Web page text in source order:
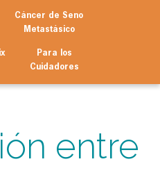
Cáncer de Seno
Metastásico
Para los
Cuidadores
entre